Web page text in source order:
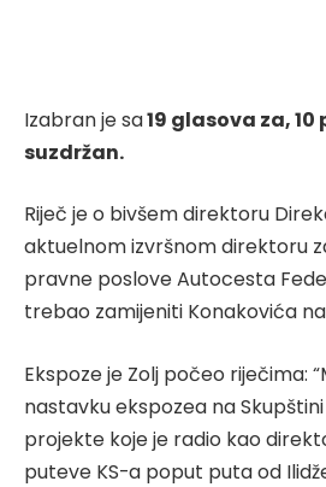
Izabran je sa19 glasova za,
suzdržan.
Riječ je o bivšem direktoru
aktuelnom izvršnom direktoru
pravne poslove Autocesta
trebao zamijeniti Konakovića
Ekspoze je Zolj počeo riječima:
nastavku ekspozea na
projekte koje je radio kao
puteve KS-a poput puta od